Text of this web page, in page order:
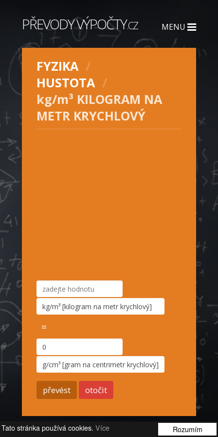
Rozumím
Tato stránka používá cookies. Více
PŘEVODY VÝPOČTY.CZ MENU
FYZIKA
HUSTOTA
kg/m³ KILOGRAM NA
METR KRYCHLOVÝ
=